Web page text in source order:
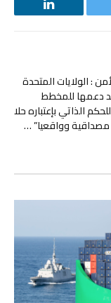
لينكدإن
: الولايات المتحدة
دعمها للمخطط
الذاتي بإعتباره حلا
مصداقية وواقعيا” …